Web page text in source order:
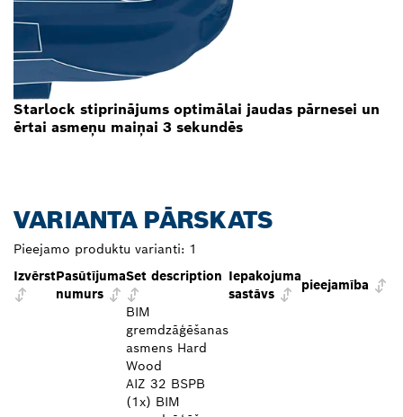
Starlock stiprinājums optimālai jaudas pārnesei un
ērtai asmeņu maiņai 3 sekundēs
VARIANTA PĀRSKATS
Pieejamo produktu varianti: 1
IzvērstPasūtījuma
numurs
Set description Iepakojuma
sastāvs
pieejamība
BIM
gremdzāģēšanas
asmens Hard
Wood
AIZ 32 BSPB
(1x) BIM